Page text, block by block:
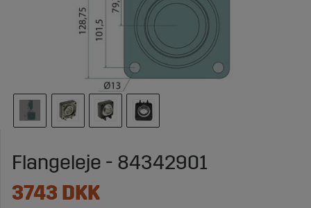
Flangeleje - 84342901
3743 DKK